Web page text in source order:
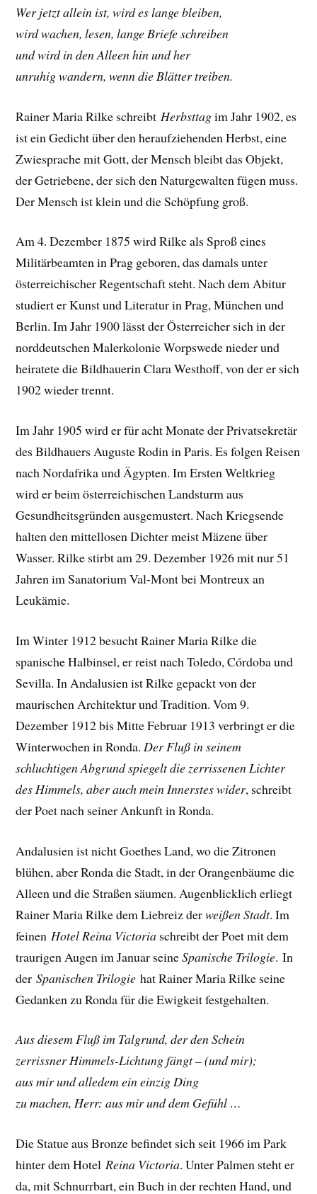
Wer jetzt allein ist, wird es lange bleiben,
wird wachen, lesen, lange Briefe schreiben
und wird in den Alleen hin und her
unruhig wandern, wenn die Blätter treiben.
Rainer Maria Rilke schreibt Herbsttagim Jahr 1902, es
ist ein Gedicht über den heraufziehenden Herbst, eine
Zwiesprache mit Gott, der Mensch bleibt das Objekt,
der Getriebene, der sich den Naturgewalten fügen muss.
Der Mensch ist klein und die Schöpfung groß.
Am 4. Dezember 1875 wird Rilke als Sproß eines
Militärbeamten in Prag geboren, das damals unter
österreichischer Regentschaft steht. Nach dem Abitur
studiert er Kunst und Literatur in Prag, München und
Berlin. Im Jahr 1900 lässt der Österreicher sich in der
norddeutschen Malerkolonie Worpswede nieder und
heiratete die Bildhauerin Clara Westhoff, von der er sich
1902 wieder trennt.
Im Jahr 1905 wird er für acht Monate der Privatsekretär
des Bildhauers Auguste Rodin in Paris. Es folgen Reisen
nach Nordafrika und Ägypten. Im Ersten Weltkrieg
wird er beim österreichischen Landsturm aus
Gesundheitsgründen ausgemustert. Nach Kriegsende
halten den mittellosen Dichter meist Mäzene über
Wasser. Rilke stirbt am 29. Dezember 1926 mit nur 51
Jahren im Sanatorium Val-Mont bei Montreux an
Leukämie.
Im Winter 1912 besucht Rainer Maria Rilke die
spanische Halbinsel, er reist nach Toledo, Córdoba und
Sevilla. In Andalusien ist Rilke gepackt von der
maurischen Architektur und Tradition. Vom 9.
Dezember 1912 bis Mitte Februar 1913 verbringt er die
Winterwochen in Ronda. Der Fluß in seinem
schluchtigen Abgrund spiegelt die zerrissenen Lichter
des Himmels, aber auch mein Innerstes wider, schreibt
der Poet nach seiner Ankunft in Ronda.
Andalusien ist nicht Goethes Land, wo die Zitronen
blühen, aber Ronda die Stadt, in der Orangenbäume die
Alleen und die Straßen säumen. Augenblicklich erliegt
Rainer Maria Rilke dem Liebreiz derweißen Stadt. Im
feinen Hotel Reina Victoria schreibt der Poet mit dem
traurigen Augen im Januar seineSpanische Trilogie.In
derSpanischen Trilogie hat Rainer Maria Rilke seine
Gedanken zu Ronda für die Ewigkeit festgehalten.
Aus diesem Fluß im Talgrund, der den Schein
zerrissner Himmels-Lichtung fängt –(und mir);
aus mir und alledem ein einzig Ding
zu machen, Herr: aus mir und dem Gefühl …
Die Statue aus Bronze befindet sich seit 1966 im Park
hinter dem Hotel Reina Victoria. Unter Palmen steht er
da, mit Schnurrbart, ein Buch in der rechten Hand, und